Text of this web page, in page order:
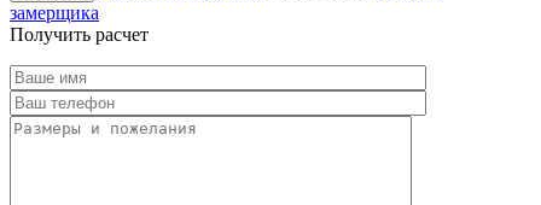
замерщика
Получить расчет